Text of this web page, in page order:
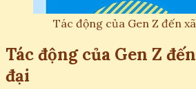
Tác động của Gen Z đến
Tác động của Gen Z
đại